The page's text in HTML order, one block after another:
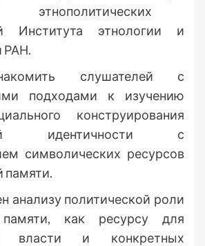
этнополитических
Института этнологии и
РАН.
слушателей с
подходами к изучению
конструирования
идентичности с
символических ресурсов
памяти.
анализу политической роли
памяти, как ресурсу для
власти и конкретных